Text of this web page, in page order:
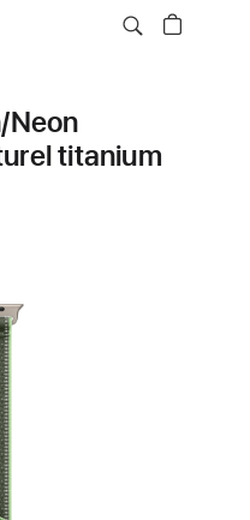
Neon
titanium